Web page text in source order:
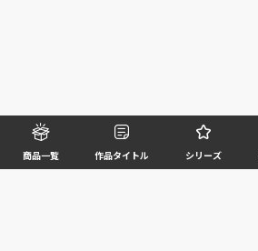
商品一覧 作品タイトル シリーズ